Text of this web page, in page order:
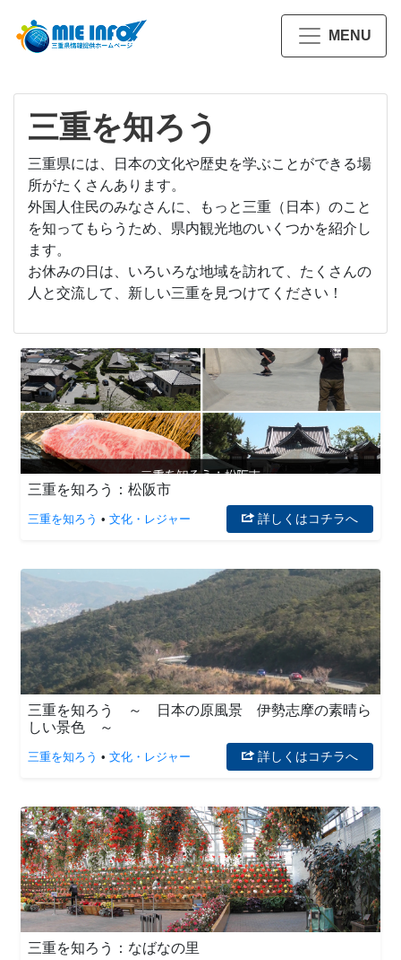
MENU
三重を知ろう
三重県には、日本の文化や歴史を学ぶことができる場
所がたくさんあります。
外国人住民のみなさんに、もっと三重（日本）のこと
を知ってもらうため、県内観光地のいくつかを紹介し
ます。
お休みの日は、いろいろな地域を訪れて、たくさんの
人と交流して、新しい三重を見つけてください！
三重を知ろう：松阪市
三重を知ろう • 文化・レジャー 詳しくはコチラへ
三重を知ろう ～ 日本の原風景 伊勢志摩の素晴ら
しい景色 ～
三重を知ろう • 文化・レジャー 詳しくはコチラへ
三重を知ろう：なばなの里